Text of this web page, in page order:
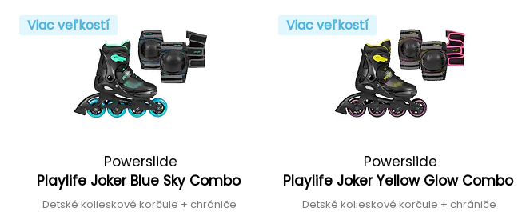
Viac veľkostí
Powerslide
Playlife Joker Blue Sky Combo
Detské kolieskové korčule + chrániče
Viac veľkostí
Powerslide
Playlife Joker Yellow Glow Combo
Detské kolieskové korčule + chrániče